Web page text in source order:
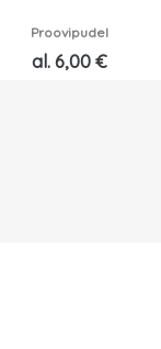
Proovipudel
al. 6,00 €